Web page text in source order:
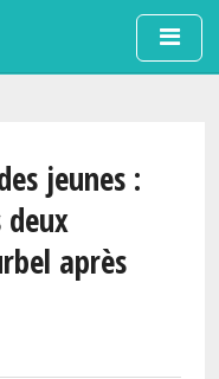
contenu principal
jeunes :
après